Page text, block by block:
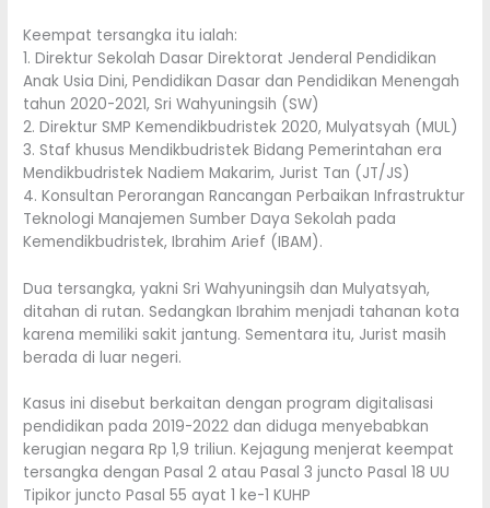
Keempat tersangka itu ialah:
1. Direktur Sekolah Dasar Direktorat Jenderal Pendidikan
Anak Usia Dini, Pendidikan Dasar dan Pendidikan Menengah
tahun 2020-2021, Sri Wahyuningsih (SW)
2. Direktur SMP Kemendikbudristek 2020, Mulyatsyah (MUL)
3. Staf khusus Mendikbudristek Bidang Pemerintahan era
Mendikbudristek Nadiem Makarim, Jurist Tan (JT/JS)
4. Konsultan Perorangan Rancangan Perbaikan Infrastruktur
Teknologi Manajemen Sumber Daya Sekolah pada
Kemendikbudristek, Ibrahim Arief (IBAM).
Dua tersangka, yakni Sri Wahyuningsih dan Mulyatsyah,
ditahan di rutan. Sedangkan Ibrahim menjadi tahanan kota
karena memiliki sakit jantung. Sementara itu, Jurist masih
berada di luar negeri.
Kasus ini disebut berkaitan dengan program digitalisasi
pendidikan pada 2019-2022 dan diduga menyebabkan
kerugian negara Rp 1,9 triliun. Kejagung menjerat keempat
tersangka dengan Pasal 2 atau Pasal 3 juncto Pasal 18 UU
Tipikor juncto Pasal 55 ayat 1 ke-1 KUHP